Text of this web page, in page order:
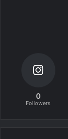
0
Followers